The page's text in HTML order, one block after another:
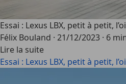
Essai : Lexus LBX, petit à petit,
Félix Bouland · 21/12/2023 · 6
Lire la suite
Essai : Lexus LBX, petit à petit,